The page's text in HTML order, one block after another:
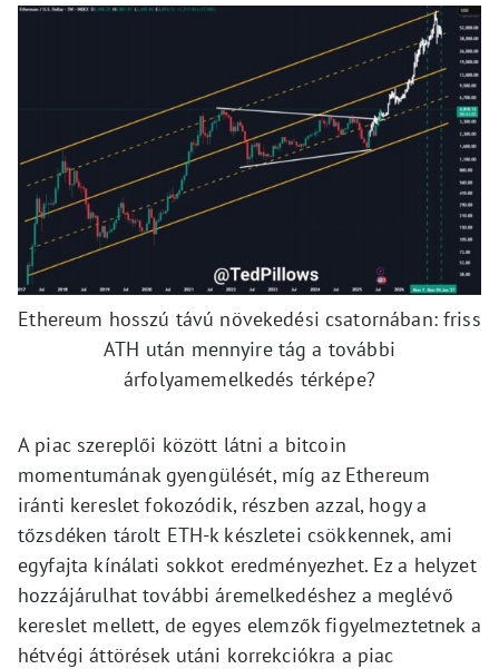
Ethereum hosszú távú növekedési csatornában: friss
ATH után mennyire tág a további
árfolyamemelkedés térképe?
A piac szereplői között látni a bitcoin
momentumának gyengülését, míg az Ethereum
iránti kereslet fokozódik, részben azzal, hogy a
tőzsdéken tárolt ETH-k készletei csökkennek, ami
egyfajta kínálati sokkot eredményezhet. Ez a helyzet
hozzájárulhat további áremelkedéshez a meglévő
kereslet mellett, de egyes elemzők figyelmeztetnek a
hétvégi áttörések utáni korrekciókra a piac